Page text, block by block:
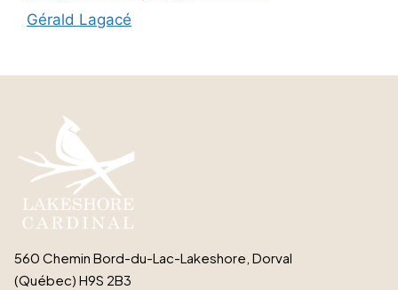
Gérald Lagacé
560 Chemin Bord-du-Lac-Lakeshore, Dorval
(Québec) H9S 2B3